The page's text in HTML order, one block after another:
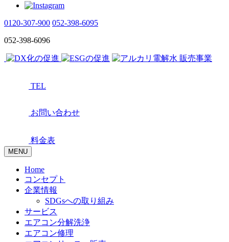
0120-307-900 052-398-6095
052-398-6096
TEL
お問い合わせ
料金表
MENU
Home
コンセプト
企業情報
SDGsへの取り組み
サービス
エアコン分解洗浄
エアコン修理